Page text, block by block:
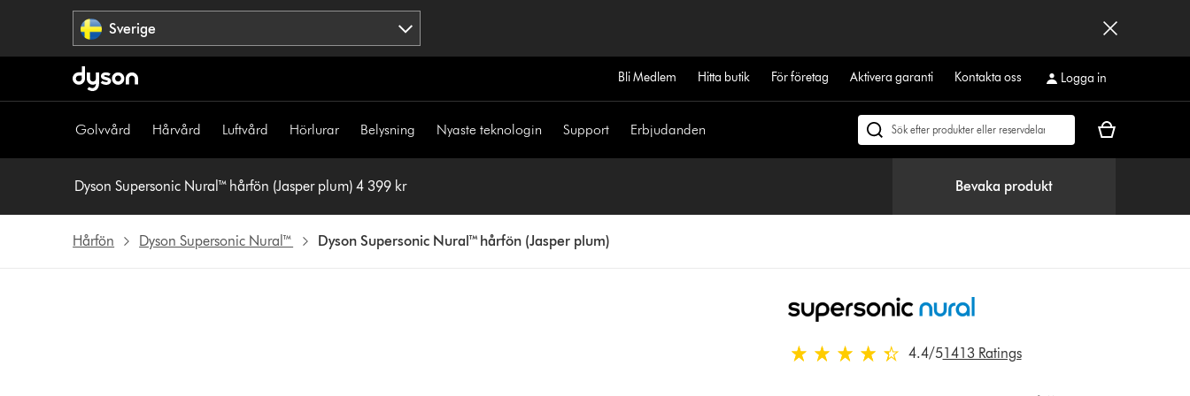
Sverige
Bli Medlem Hitta butik För företag Aktivera garanti Kontakta oss Logga in
Golvvård Hårvård Luftvård Hörlurar Belysning Nyaste teknologin Support Erbjudanden
Sök
Kundvagnen
Dyson Supersonic Nural™ hårfön (Jasper plum) 4 399 kr
Bevaka produkt
Hårfön Dyson Supersonic Nural™ Dyson Supersonic Nural™ hårfön (Jasper plum)
4.4 stjärnor av 5 från 1413 Ratings
4.4/51413 Ratings